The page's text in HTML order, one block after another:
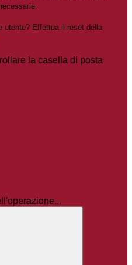
utente? Effettua il reset della
la casella di posta